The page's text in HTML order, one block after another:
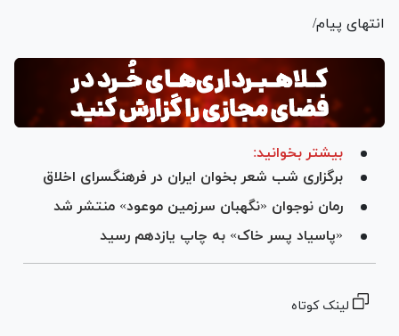
انتهای پیام/
بیشتر بخوانید:
برگزاری شب شعر بخوان ایران در فرهنگسرای اخلاق
رمان نوجوان «نگهبان سرزمین موعود» منتشر شد
«پاسیاد پسر خاک» به چاپ یازدهم رسید
لینک کوتاه